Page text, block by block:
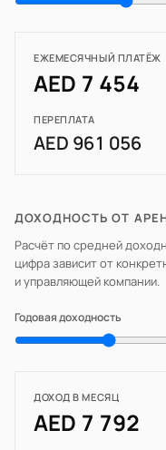
ЕЖЕМЕСЯЧНЫЙ ПЛАТЁЖ
AED 7 454
ПЕРЕПЛАТА
AED 961 056
ДОХОДНОСТЬ ОТ
Расчёт по средней
цифра зависит от
и управляющей компании.
Годовая доходность
ДОХОД В МЕСЯЦ
AED 7 792